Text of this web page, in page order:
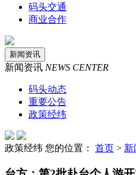
码头交通
商业合作
新闻资讯
新闻资讯 NEWS CENTER
码头动态
重要公告
政策经纬
政策经纬 您的位置： 首页 > 新